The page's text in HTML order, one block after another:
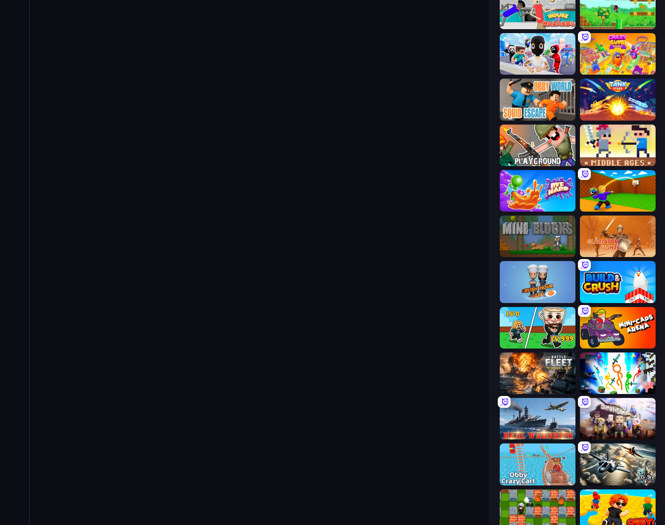
House of Hazards Super Robo - Adventure
Crazy Guys
Tank Stars
Playground Castle Wars: Middle Ages
Dye Hard Throw a Lucky Block
Mine Blocks Gladiator Fights
Rush Hour Cafe Build and Crush
Brainrot Arena Online Mini-Caps: Arena
Battle Fleet World Stickman Epic
Real Warships Simple Sandbox 3
Obby: Crazy Cart Aces of the Sky: Epic Dogfights